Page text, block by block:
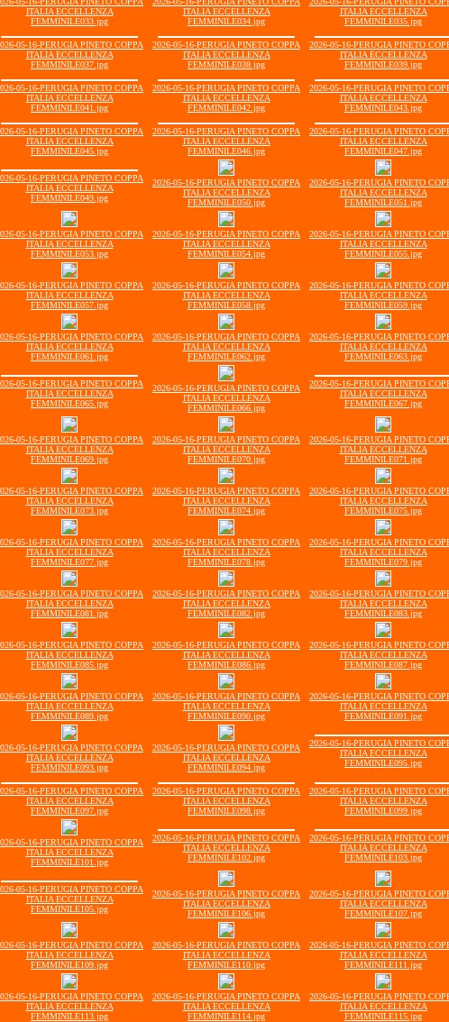
ITALIA ECCELLENZA
FEMMINILE033.jpg
ITALIA ECCELLENZA
FEMMINILE034.jpg
ITALIA ECCELLENZA
FEMMINILE035.jpg
05-16-PERUGIA PINETO COPPA
ITALIA ECCELLENZA
FEMMINILE037.jpg
2026-05-16-PERUGIA PINETO COPPA
ITALIA ECCELLENZA
FEMMINILE038.jpg
2026-05-16-PERUGIA PINETO
ITALIA ECCELLENZA
FEMMINILE039.jpg
05-16-PERUGIA PINETO COPPA
ITALIA ECCELLENZA
FEMMINILE041.jpg
2026-05-16-PERUGIA PINETO COPPA
ITALIA ECCELLENZA
FEMMINILE042.jpg
2026-05-16-PERUGIA PINETO
ITALIA ECCELLENZA
FEMMINILE043.jpg
05-16-PERUGIA PINETO COPPA
ITALIA ECCELLENZA
FEMMINILE045.jpg
2026-05-16-PERUGIA PINETO COPPA
ITALIA ECCELLENZA
FEMMINILE046.jpg
2026-05-16-PERUGIA PINETO
ITALIA ECCELLENZA
FEMMINILE047.jpg
05-16-PERUGIA PINETO COPPA
ITALIA ECCELLENZA
FEMMINILE049.jpg
2026-05-16-PERUGIA PINETO COPPA
ITALIA ECCELLENZA
FEMMINILE050.jpg
2026-05-16-PERUGIA PINETO
ITALIA ECCELLENZA
FEMMINILE051.jpg
05-16-PERUGIA PINETO COPPA
ITALIA ECCELLENZA
FEMMINILE053.jpg
2026-05-16-PERUGIA PINETO COPPA
ITALIA ECCELLENZA
FEMMINILE054.jpg
2026-05-16-PERUGIA PINETO
ITALIA ECCELLENZA
FEMMINILE055.jpg
05-16-PERUGIA PINETO COPPA
ITALIA ECCELLENZA
FEMMINILE057.jpg
2026-05-16-PERUGIA PINETO COPPA
ITALIA ECCELLENZA
FEMMINILE058.jpg
2026-05-16-PERUGIA PINETO
ITALIA ECCELLENZA
FEMMINILE059.jpg
05-16-PERUGIA PINETO COPPA
ITALIA ECCELLENZA
FEMMINILE061.jpg
2026-05-16-PERUGIA PINETO COPPA
ITALIA ECCELLENZA
FEMMINILE062.jpg
2026-05-16-PERUGIA PINETO
ITALIA ECCELLENZA
FEMMINILE063.jpg
05-16-PERUGIA PINETO COPPA
ITALIA ECCELLENZA
FEMMINILE065.jpg
2026-05-16-PERUGIA PINETO COPPA
ITALIA ECCELLENZA
FEMMINILE066.jpg
2026-05-16-PERUGIA PINETO
ITALIA ECCELLENZA
FEMMINILE067.jpg
05-16-PERUGIA PINETO COPPA
ITALIA ECCELLENZA
FEMMINILE069.jpg
2026-05-16-PERUGIA PINETO COPPA
ITALIA ECCELLENZA
FEMMINILE070.jpg
2026-05-16-PERUGIA PINETO
ITALIA ECCELLENZA
FEMMINILE071.jpg
05-16-PERUGIA PINETO COPPA
ITALIA ECCELLENZA
FEMMINILE073.jpg
2026-05-16-PERUGIA PINETO COPPA
ITALIA ECCELLENZA
FEMMINILE074.jpg
2026-05-16-PERUGIA PINETO
ITALIA ECCELLENZA
FEMMINILE075.jpg
05-16-PERUGIA PINETO COPPA
ITALIA ECCELLENZA
FEMMINILE077.jpg
2026-05-16-PERUGIA PINETO COPPA
ITALIA ECCELLENZA
FEMMINILE078.jpg
2026-05-16-PERUGIA PINETO
ITALIA ECCELLENZA
FEMMINILE079.jpg
05-16-PERUGIA PINETO COPPA
ITALIA ECCELLENZA
FEMMINILE081.jpg
2026-05-16-PERUGIA PINETO COPPA
ITALIA ECCELLENZA
FEMMINILE082.jpg
2026-05-16-PERUGIA PINETO
ITALIA ECCELLENZA
FEMMINILE083.jpg
05-16-PERUGIA PINETO COPPA
ITALIA ECCELLENZA
FEMMINILE085.jpg
2026-05-16-PERUGIA PINETO COPPA
ITALIA ECCELLENZA
FEMMINILE086.jpg
2026-05-16-PERUGIA PINETO
ITALIA ECCELLENZA
FEMMINILE087.jpg
05-16-PERUGIA PINETO COPPA
ITALIA ECCELLENZA
FEMMINILE089.jpg
2026-05-16-PERUGIA PINETO COPPA
ITALIA ECCELLENZA
FEMMINILE090.jpg
2026-05-16-PERUGIA PINETO
ITALIA ECCELLENZA
FEMMINILE091.jpg
05-16-PERUGIA PINETO COPPA
ITALIA ECCELLENZA
FEMMINILE093.jpg
2026-05-16-PERUGIA PINETO COPPA
ITALIA ECCELLENZA
FEMMINILE094.jpg
2026-05-16-PERUGIA PINETO
ITALIA ECCELLENZA
FEMMINILE095.jpg
05-16-PERUGIA PINETO COPPA
ITALIA ECCELLENZA
FEMMINILE097.jpg
2026-05-16-PERUGIA PINETO COPPA
ITALIA ECCELLENZA
FEMMINILE098.jpg
2026-05-16-PERUGIA PINETO
ITALIA ECCELLENZA
FEMMINILE099.jpg
05-16-PERUGIA PINETO COPPA
ITALIA ECCELLENZA
FEMMINILE101.jpg
2026-05-16-PERUGIA PINETO COPPA
ITALIA ECCELLENZA
FEMMINILE102.jpg
2026-05-16-PERUGIA PINETO
ITALIA ECCELLENZA
FEMMINILE103.jpg
05-16-PERUGIA PINETO COPPA
ITALIA ECCELLENZA
FEMMINILE105.jpg
2026-05-16-PERUGIA PINETO COPPA
ITALIA ECCELLENZA
FEMMINILE106.jpg
2026-05-16-PERUGIA PINETO
ITALIA ECCELLENZA
FEMMINILE107.jpg
05-16-PERUGIA PINETO COPPA
ITALIA ECCELLENZA
FEMMINILE109.jpg
2026-05-16-PERUGIA PINETO COPPA
ITALIA ECCELLENZA
FEMMINILE110.jpg
2026-05-16-PERUGIA PINETO
ITALIA ECCELLENZA
FEMMINILE111.jpg
05-16-PERUGIA PINETO COPPA
ITALIA ECCELLENZA
FEMMINILE113.jpg
2026-05-16-PERUGIA PINETO COPPA
ITALIA ECCELLENZA
FEMMINILE114.jpg
2026-05-16-PERUGIA PINETO
ITALIA ECCELLENZA
FEMMINILE115.jpg